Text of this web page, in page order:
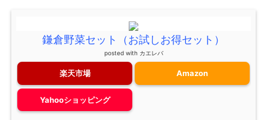
鎌倉野菜セット（お試しお得セット）
posted with カエレバ
楽天市場 Amazon
Yahooショッピング